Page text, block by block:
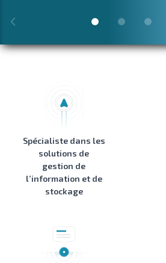
Spécialiste dans les
solutions de
gestion de
l’information et de
stockage